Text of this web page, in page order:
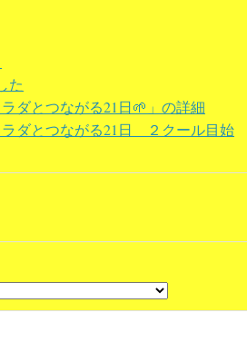
た
ダとつながる21日🌱」の詳細
ラダとつながる21日 ２クール目始